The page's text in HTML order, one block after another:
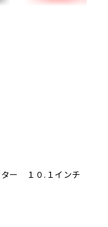
ター １０.１インチ